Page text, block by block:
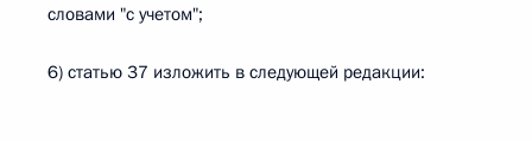
словами "с учетом";
6) статью 37 изложить в следующей редакции: